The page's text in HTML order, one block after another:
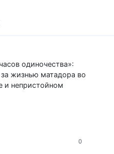
одиночества»:
жизнью матадора во
и непристойном
0